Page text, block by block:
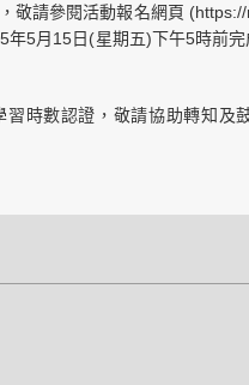
敬請參閱活動報名網頁
年5月15日(星期五)下午5時前
時數認證，敬請協助轉知及